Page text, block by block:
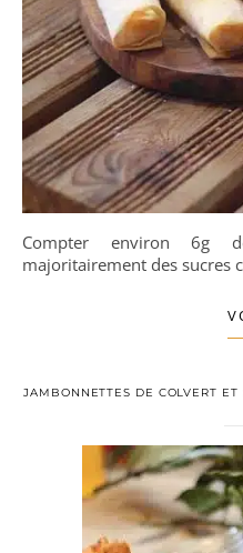
Compter environ 6g de glucides par Nems -
majoritairement des sucres
JAMBONNETTES DE COLVERT